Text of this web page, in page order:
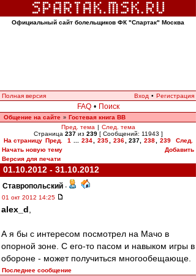
Официальный сайт болельщиков ФК "Спартак" Москва
Полная версия Вход • Регистрация
FAQ • Поиск
Общение на сайте » Гостевая книга ВВ
Пред. тема | След. тема
Страница 237из 239[ Сообщений: 11943 ]
На страницу Пред. 1 234 235 236 237, 238 239
След.
Начать новую тему
Добавить
Версия для печати
01.10.2012 - 31.10.2012
Ставропольский -
01 окт 2012 14:25
alex_d
А я бы с интересом посмотрел на Мачо в
опорной зоне. С его-то пасом и навыком игры в
обороне - может получиться многообещающе.
Последнее сообщение